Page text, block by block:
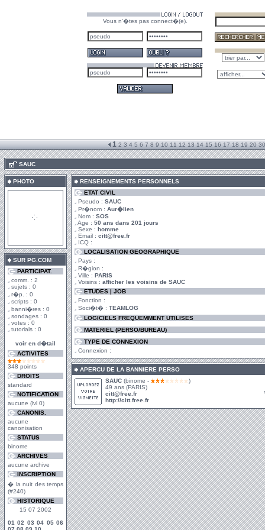
Vous n'�tes pas connect�(e).
1 2 3 4 5 6 7 8 9 10 11 12 13 14 15 16 17 18 19 20 30
SAUC
PHOTO
SUR PG.COM
PARTICIPAT.
comm. : 2
sujets : 0
r�p. : 0
scripts : 0
banni�res : 0
sondages : 0
votes : 0
tutorials : 0
voir en d�tail
ACTIVITES
348 points
DROITS
standard
NOTIFICATION
aucune (lvl 0)
CANONIS.
aucune
canonisation
STATUS
binome
ARCHIVES
aucune archive
INSCRIPTION
� la nuit des temps
(#240)
HISTORIQUE
15 07 2002
01 02 03 04 05 06
RENSEIGNEMENTS PERSONNELS
ETAT CIVIL
Pseudo : SAUC
Pr�nom : Aur�lien
Nom : SOS
Age : 50 ans dans 201 jours
Sexe : homme
Email : citt@free.fr
ICQ :
LOCALISATION GEOGRAPHIQUE
Pays :
R�gion :
Ville : PARIS
Voisins : afficher les voisins de SAUC
ETUDES | JOB
Fonction :
Soci�t� : TEAMLOG
LOGICIELS FREQUEMMENT UTILISES
MATERIEL (PERSO/BUREAU)
TYPE DE CONNEXION
Connexion :
APERCU DE LA BANNIERE PERSO
SAUC (binome -
)
49 ans (PARIS)
citt@free.fr
http://citt.free.fr